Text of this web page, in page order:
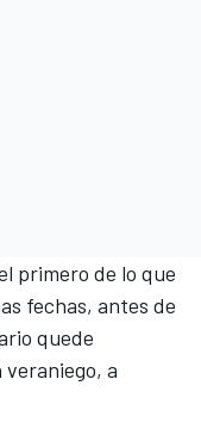
primero de lo que
fechas, antes de
quede
a